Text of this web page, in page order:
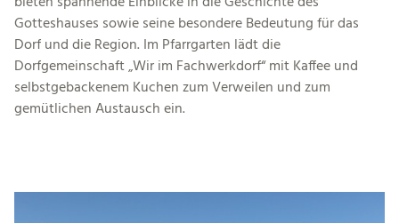
Gotteshauses sowie seine besondere Bedeutung für das
Dorf und die Region. Im Pfarrgarten lädt die
Dorfgemeinschaft „Wir im Fachwerkdorf“ mit Kaffee und
selbstgebackenem Kuchen zum Verweilen und zum
gemütlichen Austausch ein.